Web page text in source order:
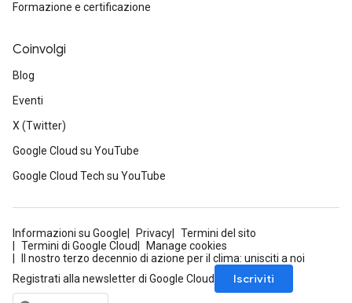
Formazione e certificazione
Coinvolgi
Blog
Eventi
X (Twitter)
Google Cloud su YouTube
Google Cloud Tech su YouTube
Informazioni su Google Privacy
Termini del sito
Termini di Google Cloud
Manage cookies
Il nostro terzo decennio di azione per il clima: unisciti a noi
Registrati alla newsletter di Google Cloud
Iscriviti